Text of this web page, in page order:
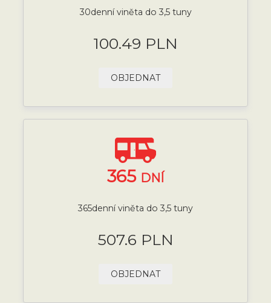
30denní viněta do 3,5 tuny
100.49 PLN
OBJEDNAT
365 DNÍ
365denní viněta do 3,5 tuny
507.6 PLN
OBJEDNAT